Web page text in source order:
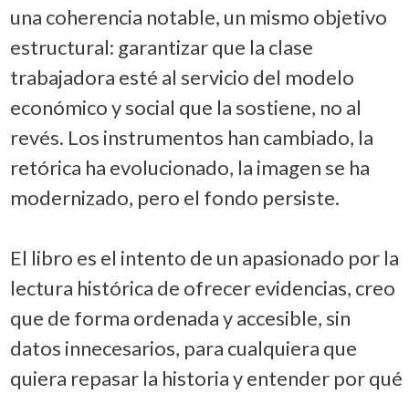
una coherencia notable, un mismo objetivo
estructural: garantizar que la clase
trabajadora esté al servicio del modelo
económico y social que la sostiene, no al
revés. Los instrumentos han cambiado, la
retórica ha evolucionado, la imagen se ha
modernizado, pero el fondo persiste.
El libro es el intento de un apasionado por la
lectura histórica de ofrecer evidencias, creo
que de forma ordenada y accesible, sin
datos innecesarios, para cualquiera que
quiera repasar la historia y entender por qué